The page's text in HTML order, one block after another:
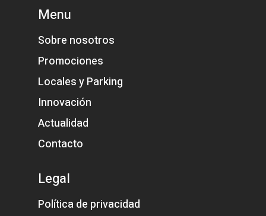
Menu
Sobre nosotros
Promociones
Locales y Parking
Innovación
Actualidad
Contacto
Legal
Política de privacidad